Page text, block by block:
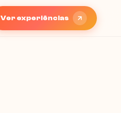
Ver experiências